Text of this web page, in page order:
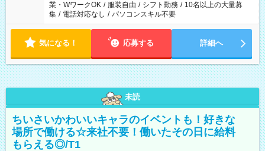
業・WワークOK / 服装自由 / シフト勤務 / 10名以上の大量募
集 / 電話対応なし / パソコンスキル不要
気になる！ 応募する 詳細へ
未読
ちいさいかわいいキャラのイベントも！好きな
場所で働ける☆来社不要！働いたその日に給料
もらえる◎/T1